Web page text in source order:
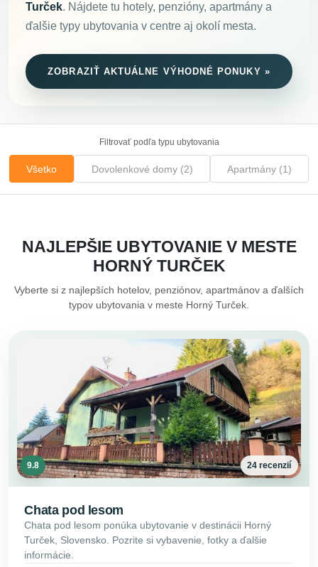
Turček. Nájdete tu hotely, penzióny, apartmány a
ďalšie typy ubytovania v centre aj okolí mesta.
ZOBRAZIŤ AKTUÁLNE VÝHODNÉ PONUKY »
Filtrovať podľa typu ubytovania
Všetko Dovolenkové domy (2) Apartmány (1)
NAJLEPŠIE UBYTOVANIE V MESTE
HORNÝ TURČEK
Vyberte si z najlepších hotelov, penziónov, apartmánov a ďalších
typov ubytovania v meste Horný Turček.
9.8 24 recenzií
Chata pod lesom
Chata pod lesom ponúka ubytovanie v destinácii Horný
Turček, Slovensko. Pozrite si vybavenie, fotky a ďalšie
informácie.